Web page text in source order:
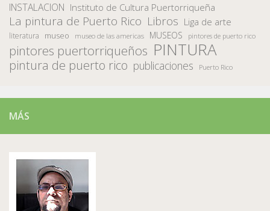
INSTALACION Instituto de Cultura Puertorriqueña
La pintura de Puerto Rico Libros Liga de arte
literatura museo museo de las americas MUSEOS pintores de puerto rico
pintores puertorriqueños PINTURA
pintura de puerto rico publicaciones Puerto Rico
MÁS